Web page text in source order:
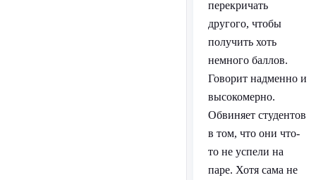
перекричать
другого, чтобы
получить хоть
немного баллов.
Говорит надменно и
высокомерно.
Обвиняет студентов
в том, что они что-
то не успели на
паре. Хотя сама не